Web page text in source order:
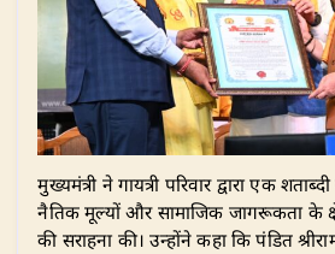
​मुख्यमंत्री ने गायत्री परिवार द्वारा एक
नैतिक मूल्यों और सामाजिक जागरूकता के
की सराहना की। उन्होंने कहा कि पंडित